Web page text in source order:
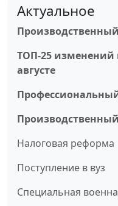
Актуальное
Производственный
ТОП-25 изменений
августе
Налоговая реформа
Поступление в вуз
Специальная